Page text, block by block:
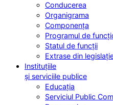
Conducerea
Organigrama
Componența
Programul de
Statul de funcții
Extrase din
Instituțiile
și serviciile publice
Educația
Serviciul Public